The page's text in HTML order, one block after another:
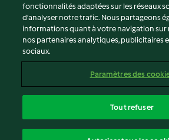
Conditions d'utilisation
Politique de confidentialité
Non-responsabilité
Mentions légales
Contenu du rapport
Déclaration d'accessibilité
fonctionnalités adaptées sur les réseaux
d’analyser notre trafic. Nous partageons
informations quant à votre navigation sur
nos partenaires analytiques, publicitaires
sociaux.
Paramètres des
Tout refuser